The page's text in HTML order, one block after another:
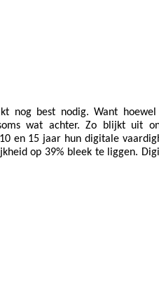
nog best nodig. Want hoewel
wat achter. Zo blijkt uit
en 15 jaar hun digitale
op 39% bleek te liggen.